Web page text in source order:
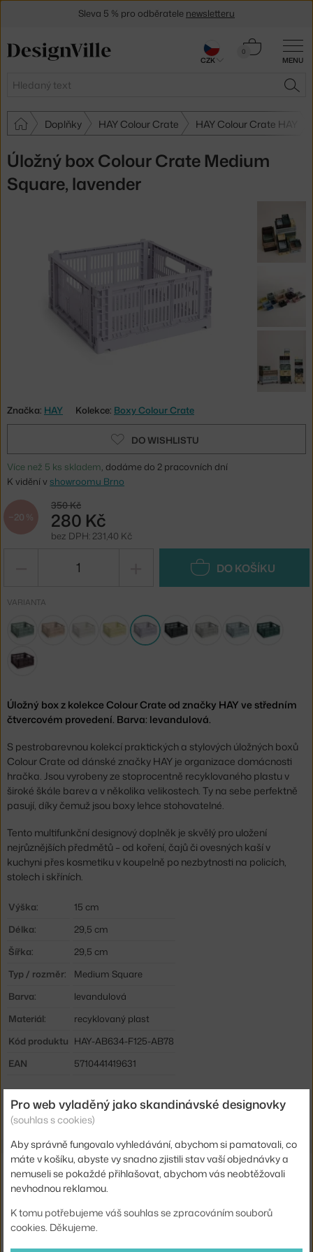
MENU
Hledat
0
Košík
Doplňky HAY Colour Crate HAY Colour Crate HAY
Úložný box Colour Crate Medium
Square, lavender
Značka: HAY Kolekce: Boxy Colour Crate
DO WISHLISTU
Více než 5 ks skladem, dodáme do 2 pracovních dní
K vidění v showroomu Brno
−20 %
350 Kč
280 Kč
bez DPH: 231,40 Kč
DO KOŠÍKU
VARIANTA
Úložný box z kolekce Colour Crate od značky HAY ve středním
čtvercovém provedení. Barva: levandulová.
S pestrobarevnou kolekcí praktických a stylových úložných boxů
Colour Crate od dánské značky HAY je organizace domácnosti
hračka. Jsou vyrobeny ze stoprocentně recyklovaného plastu v
široké škále barev a v několika velikostech. Ty na sebe perfektně
pasují, díky čemuž jsou boxy lehce stohovatelné.
Tento multifunkční designový doplněk je skvělý pro uložení
nejrůznějších předmětů – od koření, čajů či ovesných kaší v
kuchyni přes kosmetiku v koupelně po nezbytnosti na policích,
stolech i skříních.
Výška:
15 cm
Délka:
29,5 cm
Šířka:
29,5 cm
Typ / rozměr:
Medium Square
Barva:
levandulová
Materiál:
recyklovaný plast
Kód produktu HAY-AB634-F125-AB78
EAN
5710441419631
Ste zo Slovenska? Prejdite na
Colour Crate M Square, lavender
Shopping from the EU? Switch toColour Crate M Square, lavender
Související produkty
VÍKO COLOUR CRATE M SQUARE/CUBE, LAVENDER
180 Kč
Sleva 5 % pro odběratele newsletteru
CZK
Pro web vyladěný jako skandinávské designovky
(souhlas s cookies)
Aby správně fungovalo vyhledávání, abychom si pamatovali, co
máte v košíku, abyste vy snadno zjistili stav vaší objednávky a
nemuseli se pokaždé přihlašovat, abychom vás neobtěžovali
nevhodnou reklamou.
K tomu potřebujeme váš souhlas se zpracováním souborů
cookies. Děkujeme.